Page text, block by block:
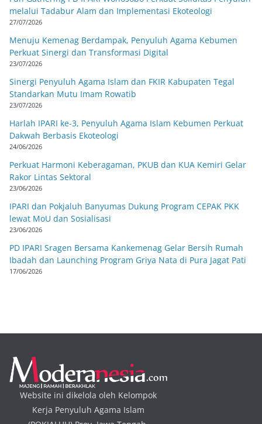
melalui Tadabur Alam dan Implementasi Ekoteologi
27/07/2026
Menuju Kemenag Berdampak, Penyuluh Agama Kebumen
Perkuat Sinergi dan Transformasi Digital
23/07/2026
Sinergi Penyuluh Agama Islam dan FKIR Kabupaten Tegal
Standarkan Mutu Imam Rowatib
23/07/2026
Harlah IPARI ke-3, Penyuluh Agama Islam Kebumen Perkuat
Dakwah Berbasis Ekoteologi
24/06/2026
Perkuat Harmoni Keberagaman, PKUB dan KUA Kemiri Gelar
Rakor Lintas Sektoral
23/06/2026
IPARI dan Pokjaluh Banyumas Dukung Program CEPAK PKK
lewat MoU dan Sosialisasi
23/06/2026
PD IPARI Sragen Bersama Kankemenag Gelar Bersih Rumah
Ibadah dan Launching Program Griya Nata di Pura Jagat Pati
17/06/2026
Website ini dikelola oleh Kelompok
Kerja Penyuluh Agama Islam